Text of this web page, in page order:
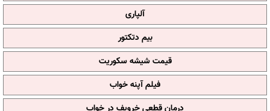
آلپاری
بیم دتکتور
قیمت شیشه سکوریت
فیلم آپنه خواب